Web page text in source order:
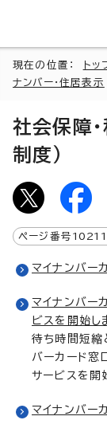
現在の位置： トッ
ナンバー・住居表示
社会保障
制度）
ページ番号
マイナンバー
マイナンバー
ビスを開始し
待ち時間短縮
バーカード
サービスを開
マイナンバー